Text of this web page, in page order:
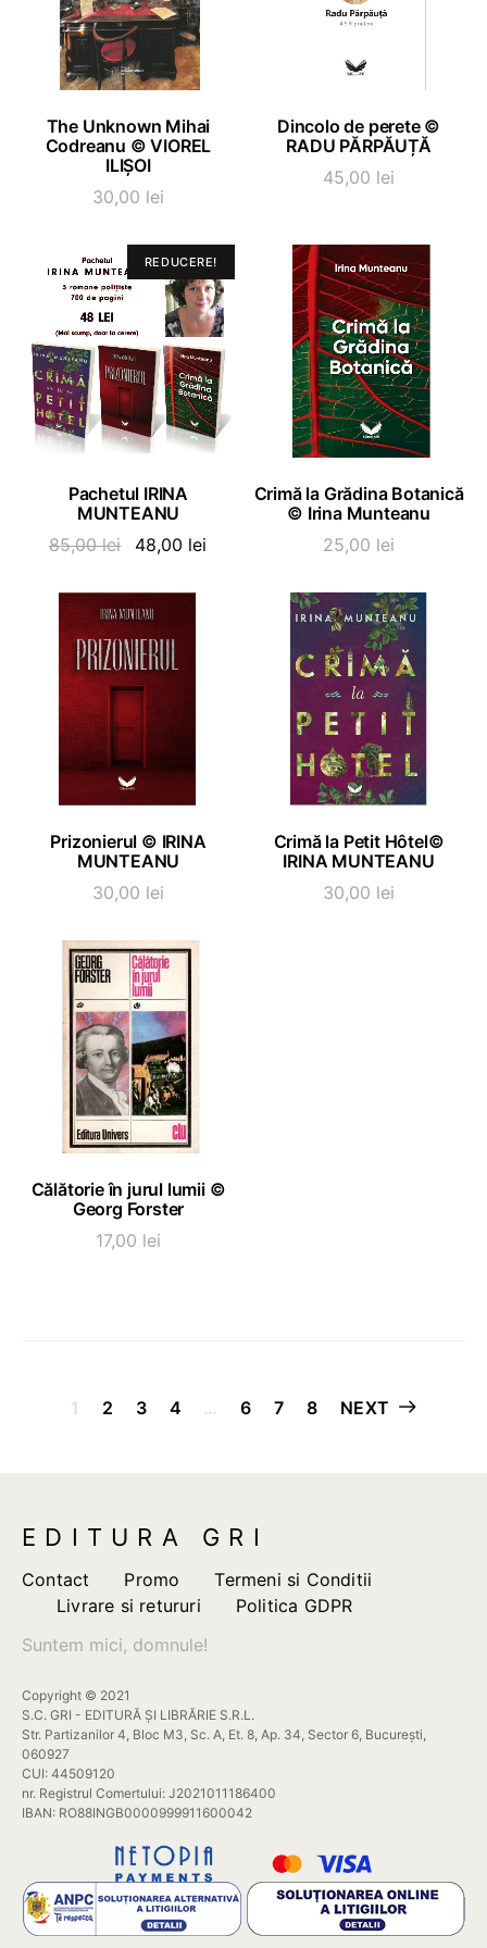
ADAUGĂ ÎN COȘ
The Unknown Mihai
Codreanu © VIOREL
ILIȘOI
30,00 lei
ADAUGĂ ÎN COȘ
Dincolo de perete ©
RADU PĂRPĂUȚĂ
45,00 lei
REDUCERE!
ADAUGĂ ÎN COȘ
Pachetul IRINA
MUNTEANU
85,00lei
Prețul
a
fost:
85,00 lei.
48,00 lei
ADAUGĂ ÎN COȘ
Crimă la Grădina Botanică
©️ Irina Munteanu
25,00 lei
ADAUGĂ ÎN COȘ
Prizonierul © IRINA
MUNTEANU
30,00 lei
ADAUGĂ ÎN COȘ
Crimă la Petit Hôtel©
IRINA MUNTEANU
30,00 lei
ADAUGĂ ÎN COȘ
Călătorie în jurul lumii ©
Georg Forster
17,00 lei
Paginație
1 2 3 4 … 6 7 8 NEXT
EDITURA GRI
Contact Promo
Termeni si Conditii
Livrare si retururi
Politica GDPR
Suntem mici, domnule!
Copyright © 2021
S.C. GRI - EDITURĂ ȘI LIBRĂRIE S.R.L.
Str. Partizanilor 4, Bloc M3, Sc. A, Et. 8, Ap. 34, Sector 6, București,
060927
CUI: 44509120
nr. Registrul Comertului: J2021011186400
IBAN: RO88INGB0000999911600042